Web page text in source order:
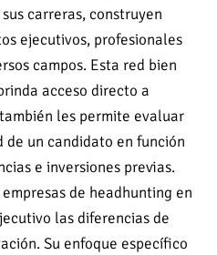
carreras, construyen
ejecutivos, profesionales
campos. Esta red bien
acceso directo a
les permite evaluar
un candidato en función
e inversiones previas.
de headhunting en
las diferencias de
Su enfoque específico